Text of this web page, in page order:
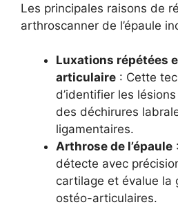
Les principales raisons de
arthroscanner de l’épaule
Luxations répétées
articulaire : Cette
d’identifier les
des déchirures
ligamentaires.
Arthrose de l’épaule
détecte avec
cartilage et évalue la
ostéo-articulaires.